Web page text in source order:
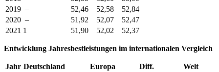
2019 – 52,46 52,58
52,84
2020 – 51,92 52,07
52,47
2021 1 51,90 52,02 52,37
Entwicklung Jahresbestleistungen im internationalen Vergleich
Jahr Deutschland Europa Diff.
Welt